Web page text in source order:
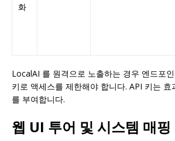
화
LocalAI 를 원격으로 노출하는 경우 엔드포
키로 액세스를 제한해야 합니다. API 키는
를 부여합니다.
웹 UI 투어 및 시스템 매핑